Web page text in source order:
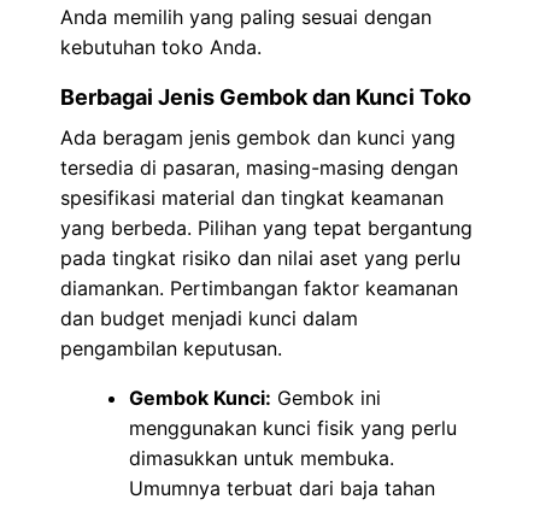
Anda memilih yang paling sesuai dengan
kebutuhan toko Anda.
Berbagai Jenis Gembok dan Kunci Toko
Ada beragam jenis gembok dan kunci yang
tersedia di pasaran, masing-masing dengan
spesifikasi material dan tingkat keamanan
yang berbeda. Pilihan yang tepat bergantung
pada tingkat risiko dan nilai aset yang perlu
diamankan. Pertimbangan faktor keamanan
dan budget menjadi kunci dalam
pengambilan keputusan.
Gembok Kunci: Gembok ini
menggunakan kunci fisik yang perlu
dimasukkan untuk membuka.
Umumnya terbuat dari baja tahan